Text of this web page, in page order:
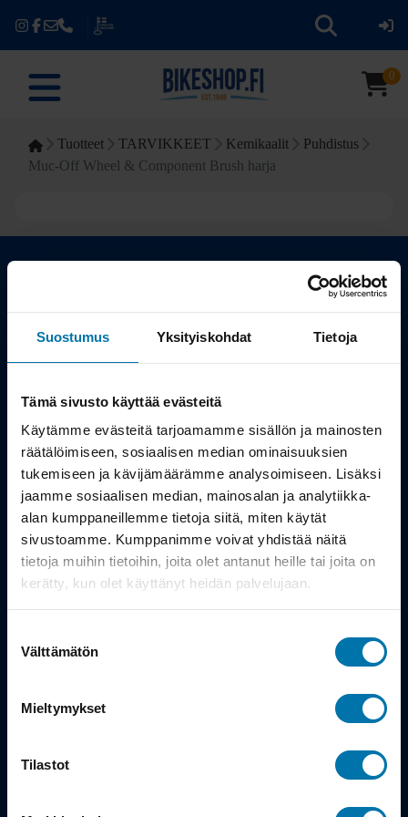
Suostumus Yksityiskohdat Tietoja
Tämä sivusto käyttää evästeitä
Käytämme evästeitä tarjoamamme sisällön ja mainosten
räätälöimiseen, sosiaalisen median ominaisuuksien
tukemiseen ja kävijämäärämme analysoimiseen. Lisäksi
jaamme sosiaalisen median, mainosalan ja analytiikka-
alan kumppaneillemme tietoja siitä, miten käytät
sivustoamme. Kumppanimme voivat yhdistää näitä
tietoja muihin tietoihin, joita olet antanut heille tai joita on
kerätty, kun olet käyttänyt heidän palvelujaan.
valinta
Välttämätön
Mieltymykset
Tilastot
0
Tuotteet TARVIKKEET Kemikaalit
Puhdistus
Muc-Off Wheel & Component Brush harja
Kauppa
Työsuhdepyörä
Info
Toimitus
Takuu ja palautukset